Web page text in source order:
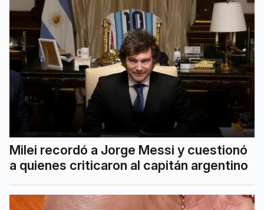
Milei recordó a Jorge Messi y cuestionó
a quienes criticaron al capitán argentino